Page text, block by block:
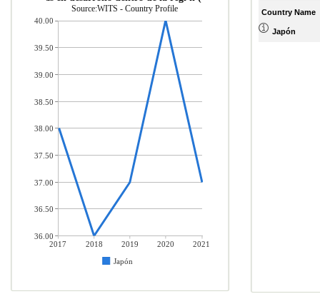
Source:WITS - Country Profile
2017 2018 2019 2020
2021
Japón
40.00
39.50
39.00
38.50
38.00
37.50
37.00
36.50
36.00
Country Name
Japón